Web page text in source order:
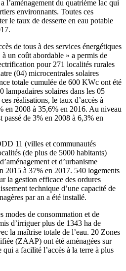
l’aménagement du quatrième lac qui
environnants. Toutes ces
le taux de desserte en eau potable
de tous à des services énergétiques
un coût abordable » a permis de
pour 271 localités rurales
(04) microcentrales solaires
totale cumulée de 600 KWc ont été
lampadaires solaires dans les 05
réalisations, le taux d’accès à
en 2008 à 35,6% en 2016. Au niveau
de 3% en 2008 à 6,3% en
11 (villes et communautés
(de plus de 5000 habitants)
et d’urbanisme
2015 à 37% en 2017. 540 logements
la gestion efficace des ordures
technique d’une capacité de
par an a été installé.
modes de consommation et de
d’irriguer plus de 1343 ha de
la maîtrise totale de l’eau. 20 Zones
(ZAAP) ont été aménagées sur
a facilité l’accès à la terre à plus